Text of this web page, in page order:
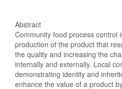
Abstract
Community food process control
production of the product that
the quality and increasing the
internally and externally. Local
demonstrating identity and
enhance the value of a product